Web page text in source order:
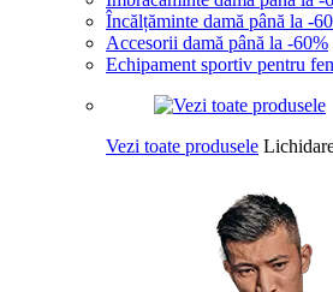
Încălțăminte damă până la -
Accesorii damă până la -60%
Echipament sportiv pentru
Vezi toate produsele